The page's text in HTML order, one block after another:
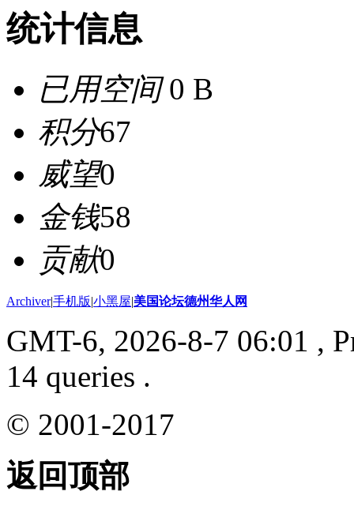
统计信息
已用空间0 B
积分67
威望0
金钱58
贡献0
Archiver|手机版|小黑屋|美国论坛德州华人网
GMT-6, 2026-8-7 06:01 ,
14 queries .
© 2001-2017
返回顶部